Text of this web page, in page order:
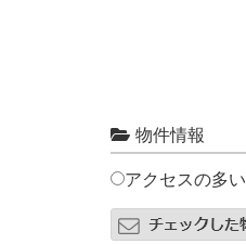
物件情報
アクセスの多